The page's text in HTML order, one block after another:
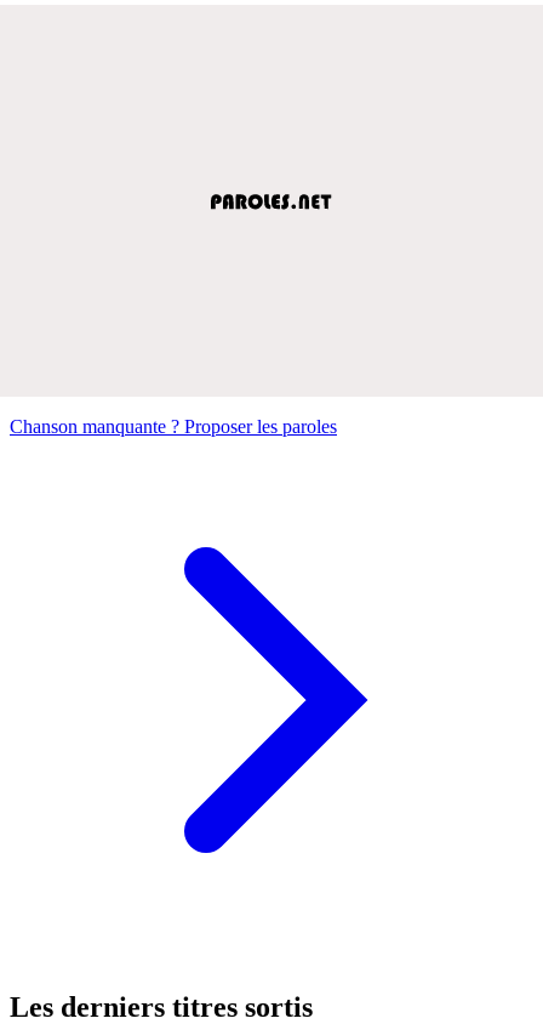
Chanson manquante ? Proposer les paroles
Les derniers titres sortis